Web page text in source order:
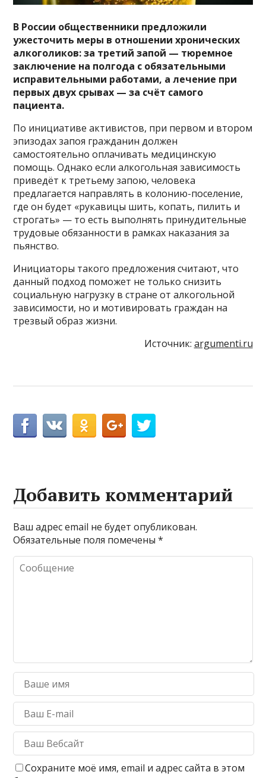
В России общественники предложили
ужесточить меры в отношении хронических
алкоголиков: за третий запой — тюремное
заключение на полгода с обязательными
исправительными работами, а лечение при
первых двух срывах — за счёт самого
пациента.
По инициативе активистов, при первом и втором
эпизодах запоя гражданин должен
самостоятельно оплачивать медицинскую
помощь. Однако если алкогольная зависимость
приведёт к третьему запою, человека
предлагается направлять в колонию-поселение,
где он будет «рукавицы шить, копать, пилить и
строгать» — то есть выполнять принудительные
трудовые обязанности в рамках наказания за
пьянство.
Инициаторы такого предложения считают, что
данный подход поможет не только снизить
социальную нагрузку в стране от алкогольной
зависимости, но и мотивировать граждан на
трезвый образ жизни.
Источник: argumenti.ru
Добавить комментарий
Ваш адрес email не будет опубликован.
Обязательные поля помечены*
Сохраните моё имя, email и адрес сайта в этом